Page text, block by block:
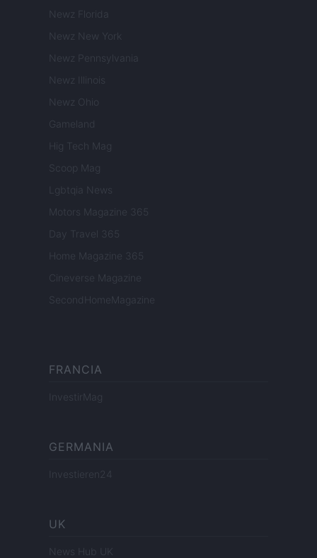
Newz Florida
Newz New York
Newz Pennsylvania
Newz Illinois
Newz Ohio
Gameland
Hig Tech Mag
Scoop Mag
Lgbtqia News
Motors Magazine 365
Day Travel 365
Home Magazine 365
Cineverse Magazine
SecondHomeMagazine
FRANCIA
InvestirMag
GERMANIA
Investieren24
UK
News Hub UK